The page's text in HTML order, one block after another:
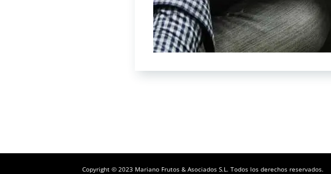
Copyright © 2023 Mariano Frutos & Asociados S.L. Todos los derechos reservados.